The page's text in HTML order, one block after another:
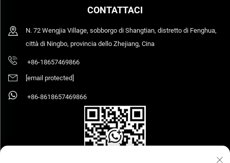
CONTATTACI
N. 72 Wengjia Village, sobborgo di Shangtian, distretto di Fenghua,
città di Ningbo, provincia dello Zhejiang, Cina
+86-18657469866
[email protected]
+86-8618657469866